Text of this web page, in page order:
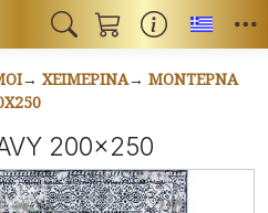
ΧΕΙΜΕΡΙΝΆ
ΜΟΝΤΈΡΝΑ
200x250